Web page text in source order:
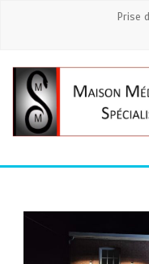
Prise